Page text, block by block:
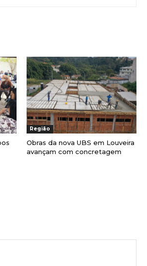
Região
Obras da nova UBS em Louveira
avançam com concretagem